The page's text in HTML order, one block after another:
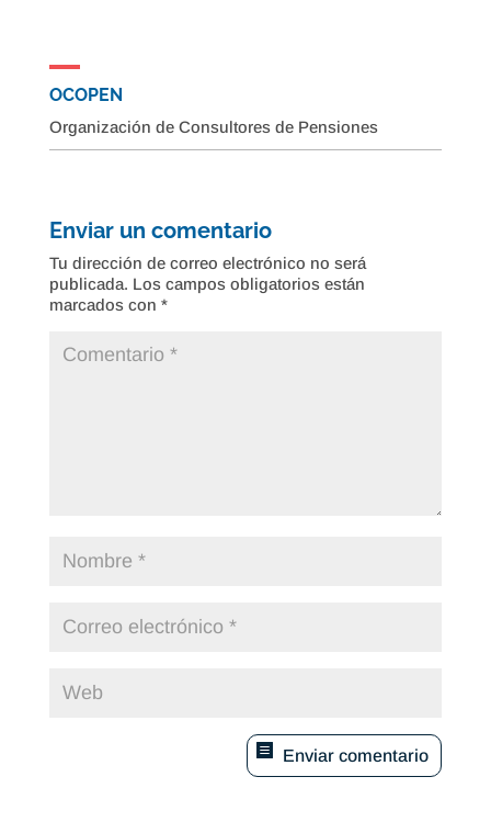
OCOPEN
Organización de Consultores de Pensiones
Enviar un comentario
Tu dirección de correo electrónico no será
publicada. Los campos obligatorios están
marcados con *
Enviar comentario